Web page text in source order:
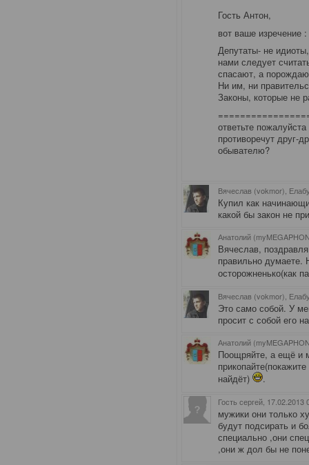
Гость Антон,
вот ваше изречение :
Депутаты- не
нами следует
спасают, а
Ни им, ни
Законы, которые не
ответьте
противоречут друг-
обывателю?
Вячеслав (vokmor),
Купил как
какой бы закон не
Анатолий
Вячеслав,
правильно думаете.
осторожненько(как
Вячеслав (vokmor),
Это само собой. У
просит с собой его
Анатолий
Поощряйте, а ещё и
найдёт)
.
Гость сергей , 17.02.2013
мужики они только
будут подсирать и
специально ,они
,они ж дол бы не